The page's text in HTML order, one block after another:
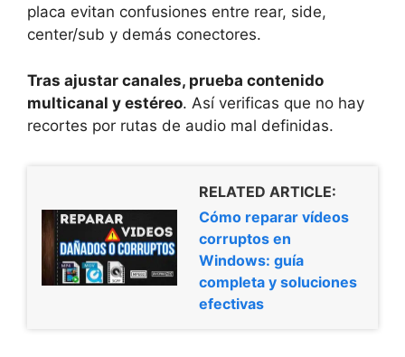
placa evitan confusiones entre rear, side,
center/sub y demás conectores.
Tras ajustar canales, prueba contenido
multicanal y estéreo. Así verificas que no hay
recortes por rutas de audio mal definidas.
RELATED ARTICLE:
Cómo reparar vídeos
corruptos en
Windows: guía
completa y soluciones
efectivas